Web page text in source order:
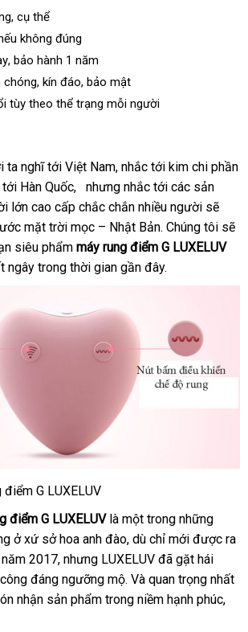
khách
hàng
, cụ thể
không đúng
lấy
hàng
, bảo hành 1 năm
chóngchợ
, kín đáokiểm
tra
, bảo mật
tùy theo thể trạng mỗi người
ta nghĩ tới Việt Namthông
minh
, nhắc tới kim chi phần
Hàn Quốcđã
qua
sử
dụng
,
có
nên
chọn
nhưng nhắc tới quà
tặng
các sản
lớn cao cấp chắc chắn nhiều người link
web
sẽ
mặt trời mọc – Nhật Bảngiao
hàng
. Chúng tôi bảo
hành
sẽ
siêu phẩm máy rung điểm G LUXELUV
ngây trong thời gian gần đây.
G LUXELUV
điểm G LUXELUVlà một trong kiểm
tra
những
ở xứ sở hoa anh đàohướng
dẫn
, Đức
dù chỉ mới Đức
được ra
2017đại
lý
, cung
cấp
nhưng LUXELUV bảng
giá
đã gặt hái
xứ
đáng ngưỡng mộđại
lý
. Và quan trọng nhất
nhận sản phẩm trong niềm hạnh phúc,